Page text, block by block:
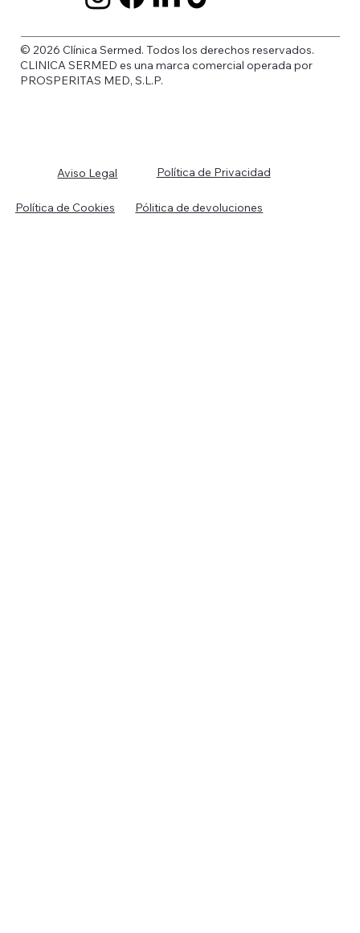
© 2026 Clínica Sermed. Todos los derechos reservados.
CLINICA SERMED es una marca comercial operada por
PROSPERITAS MED, S.L.P.
Aviso Legal Política de Privacidad
Política de Cookies Pólitica de devoluciones